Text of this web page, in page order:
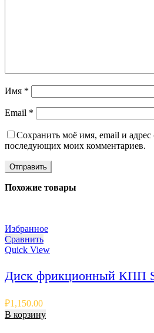
Имя *
Email *
Сохранить моё имя, email и адрес
последующих моих комментариев.
Похожие товары
Избранное
Сравнить
Quick View
Диск фрикционный КПП
₽1,150.00
В корзину